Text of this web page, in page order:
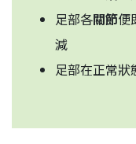
足部各關節便
減
足部在正常狀